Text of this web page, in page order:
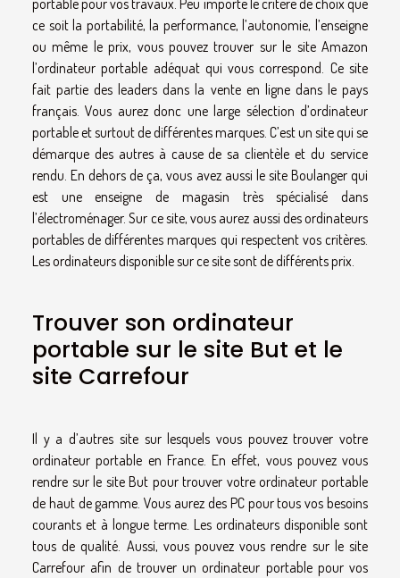
ce soit la portabilité, la performance, l’autonomie, l’enseigne
ou même le prix, vous pouvez trouver sur le site Amazon
l’ordinateur portable adéquat qui vous correspond. Ce site
fait partie des leaders dans la vente en ligne dans le pays
français. Vous aurez donc une large sélection d’ordinateur
portable et surtout de différentes marques. C’est un site qui se
démarque des autres à cause de sa clientèle et du service
rendu. En dehors de ça, vous avez aussi le site Boulanger qui
est une enseigne de magasin très spécialisé dans
l’électroménager. Sur ce site, vous aurez aussi des ordinateurs
portables de différentes marques qui respectent vos critères.
Les ordinateurs disponible sur ce site sont de différents prix.
Trouver son ordinateur
portable sur le site But et le
site Carrefour
Il y a d’autres site sur lesquels vous pouvez trouver votre
ordinateur portable en France. En effet, vous pouvez vous
rendre sur le site But pour trouver votre ordinateur portable
de haut de gamme. Vous aurez des PC pour tous vos besoins
courants et à longue terme. Les ordinateurs disponible sont
tous de qualité. Aussi, vous pouvez vous rendre sur le site
Carrefour afin de trouver un ordinateur portable pour vos